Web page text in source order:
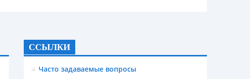
ССЫЛКИ
Часто задаваемые вопросы